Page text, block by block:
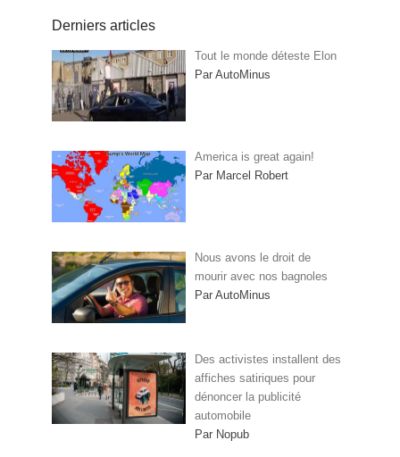
Derniers articles
Tout le monde déteste Elon
Par AutoMinus
America is great again!
Par Marcel Robert
Nous avons le droit de
mourir avec nos bagnoles
Par AutoMinus
Des activistes installent des
affiches satiriques pour
dénoncer la publicité
automobile
Par Nopub